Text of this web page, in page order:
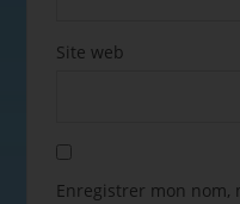
Site web
Enregistrer mon nom,